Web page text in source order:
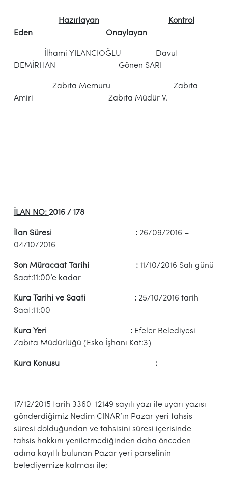
Hazırlayan
Kontrol
Eden
Onaylayan
İlhami YILANCIOĞLU Davut
DEMİRHAN Gönen SARI
Zabıta Memuru Zabıta
Amiri Zabıta Müdür V.
İLAN NO: 2016 / 178
İlan Süresi : 26/09/2016 –
04/10/2016
Son Müracaat Tarihi : 11/10/2016 Salı günü
Saat:11:00’e kadar
Kura Tarihi ve Saati : 25/10/2016 tarih
Saat:11:00
Kura Yeri : Efeler Belediyesi
Zabıta Müdürlüğü (Esko İşhanı Kat:3)
Kura Konusu :
17/12/2015 tarih 3360-12149 sayılı yazı ile uyarı yazısı
gönderdiğimiz Nedim ÇINAR’ın Pazar yeri tahsis
süresi dolduğundan ve tahsisini süresi içerisinde
tahsis hakkını yeniletmediğinden daha önceden
adına kayıtlı bulunan Pazar yeri parselinin
belediyemize kalması ile;